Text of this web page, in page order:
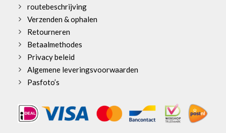
routebeschrijving
Verzenden & ophalen
Retourneren
Betaalmethodes
Privacy beleid
Algemene leveringsvoorwaarden
Pasfoto’s